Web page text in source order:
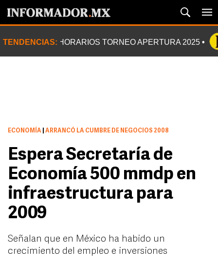
TENDENCIAS: HORARIOS TORNEO APERTURA 2025
ECONOMÍA ARRANCÓ LA CUMBRE DE NEGOCIOS 2008
Espera Secretaría de
Economía 500 mmdp en
infraestructura para
2009
Señalan que en México ha habido un
crecimiento del empleo e inversiones